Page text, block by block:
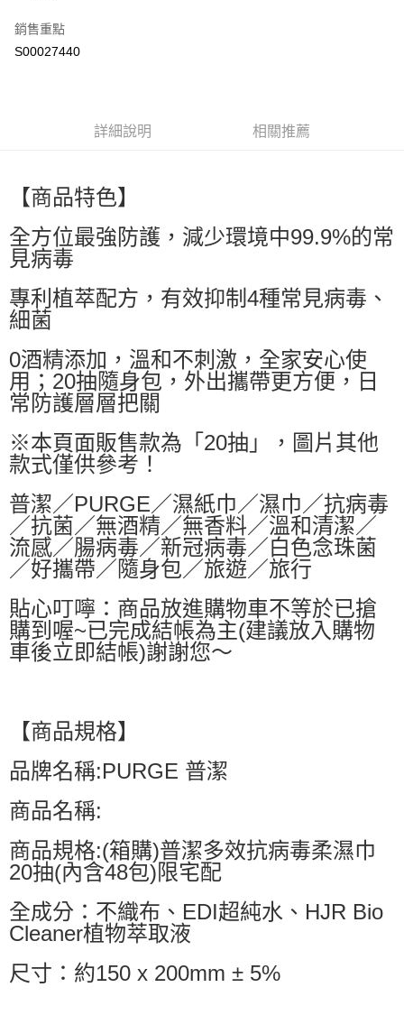
銷售重點
S00027440
詳細說明 相關推薦
【商品特色】
全方位最強防護，減少環境中99.9%的常
見病毒
專利植萃配方，有效抑制4種常見病毒、
細菌
0酒精添加，溫和不刺激，全家安心使
用；20抽隨身包，外出攜帶更方便，日
常防護層層把關
※本頁面販售款為「20抽」，圖片其他
款式僅供參考！
普潔／PURGE／濕紙巾／濕巾／抗病毒
／抗菌／無酒精／無香料／溫和清潔／
流感／腸病毒／新冠病毒／白色念珠菌
／好攜帶／隨身包／旅遊／旅行
貼心叮嚀：商品放進購物車不等於已搶
購到喔~已完成結帳為主(建議放入購物
車後立即結帳)謝謝您～
【商品規格】
品牌名稱:PURGE 普潔
商品名稱:
商品規格:(箱購)普潔多效抗病毒柔濕巾
20抽(內含48包)限宅配
全成分：不織布、EDI超純水、HJR Bio
Cleaner植物萃取液
尺寸：約150 x 200mm ± 5%